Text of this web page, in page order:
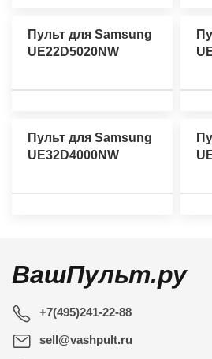
Пульт для Samsung
UE22D5020NW
Пульт для Samsung
UE32D4000NW
ВашПульт.ру
+7(495)241-22-88
sell@vashpult.ru